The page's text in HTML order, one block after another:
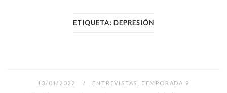
ETIQUETA: DEPRESIÓN
13/01/2022 ENTREVISTAS TEMPORADA 9